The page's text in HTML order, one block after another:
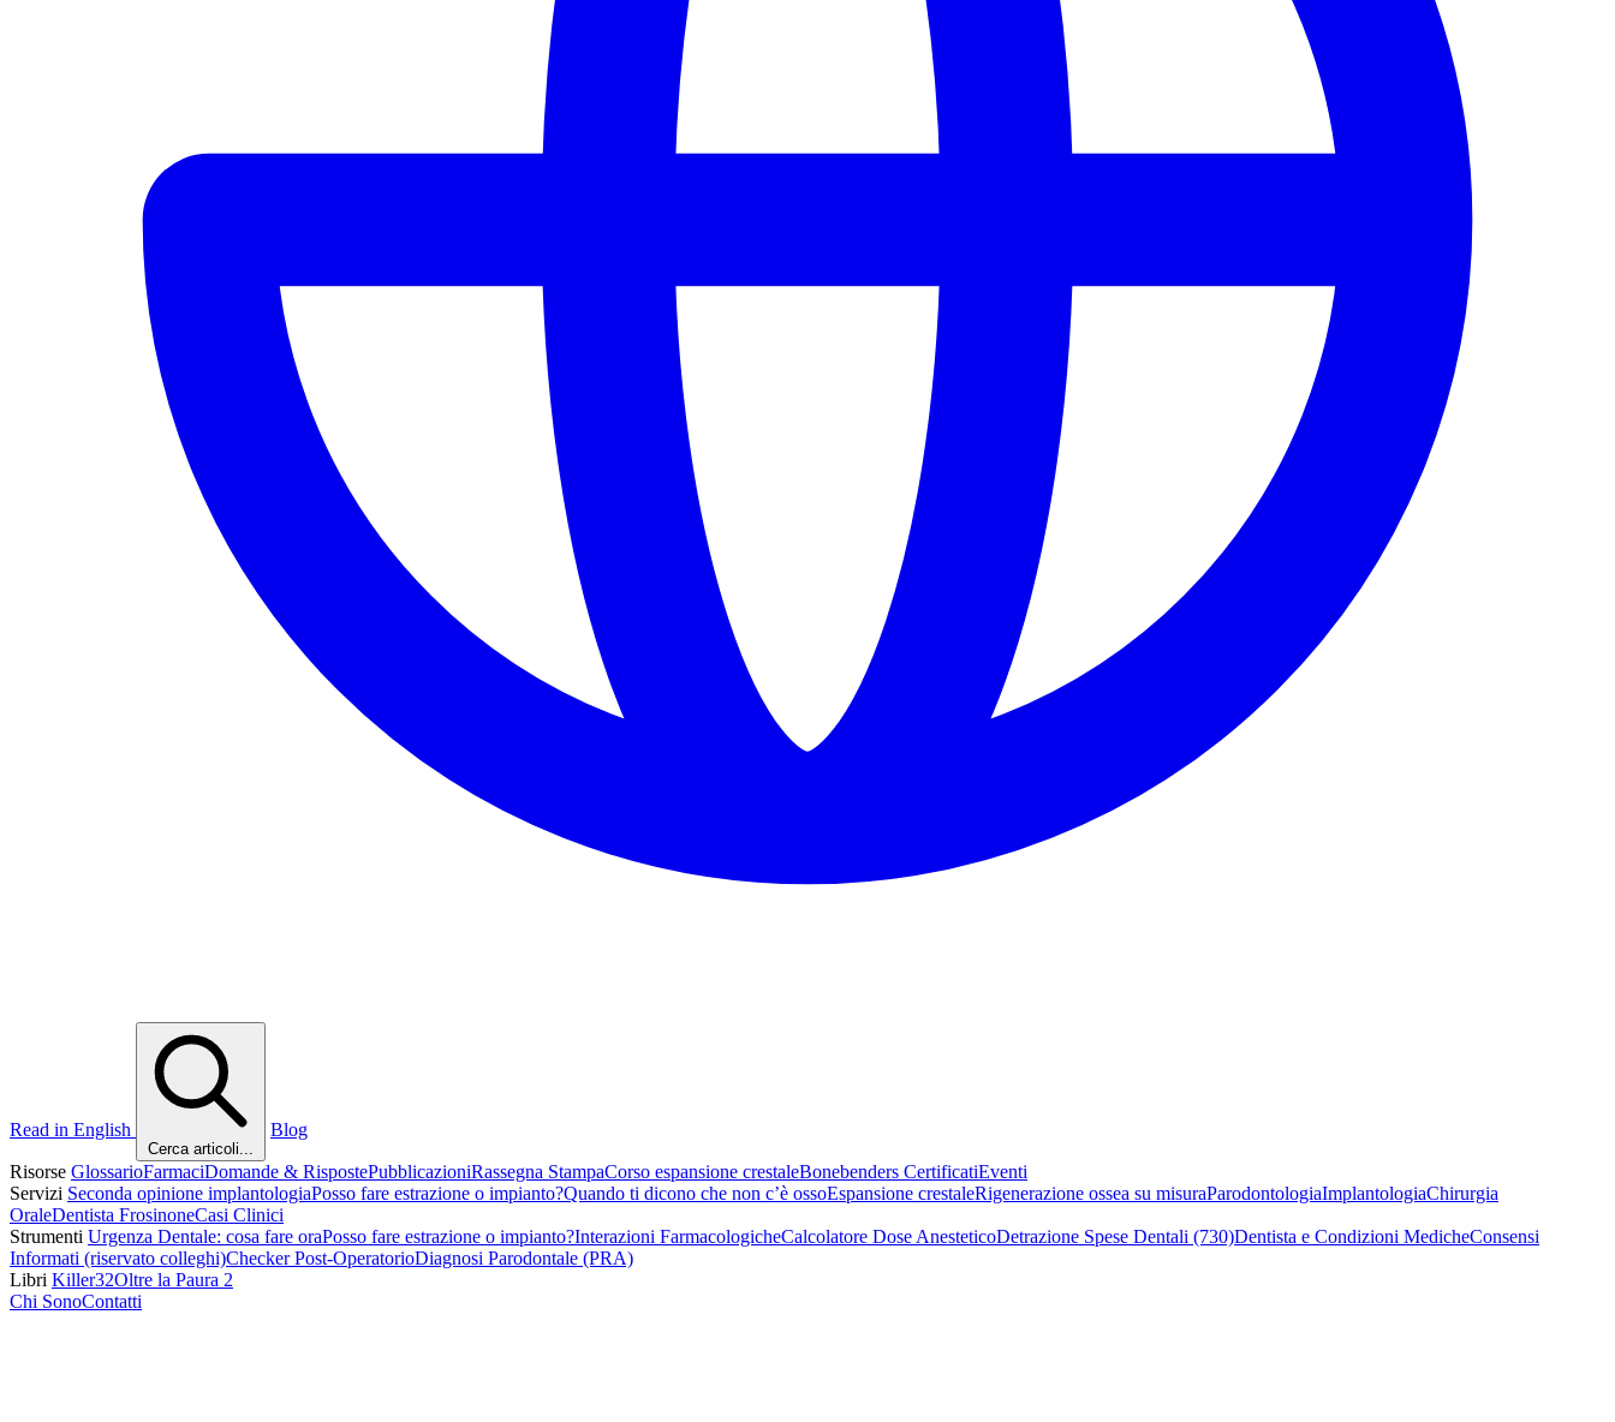
Read in English
Cerca articoli...
Blog
Risorse GlossarioFarmaciDomande & RispostePubblicazioniRassegna StampaCorso espansione crestaleBonebenders CertificatiEventi
Servizi Seconda opinione implantologiaPosso fare estrazione o impianto?Quando ti dicono che non c’è ossoEspansione crestaleRigenerazione ossea su misuraParodontologiaImplantologiaChirurgia
OraleDentista FrosinoneCasi Clinici
Strumenti Urgenza Dentale: cosa fare oraPosso fare estrazione o impianto?Interazioni FarmacologicheCalcolatore Dose AnesteticoDetrazione Spese Dentali (730)Dentista e Condizioni MedicheConsensi
Informati (riservato colleghi)Checker Post-OperatorioDiagnosi Parodontale (PRA)
Libri Killer32Oltre la Paura 2
Chi SonoContatti